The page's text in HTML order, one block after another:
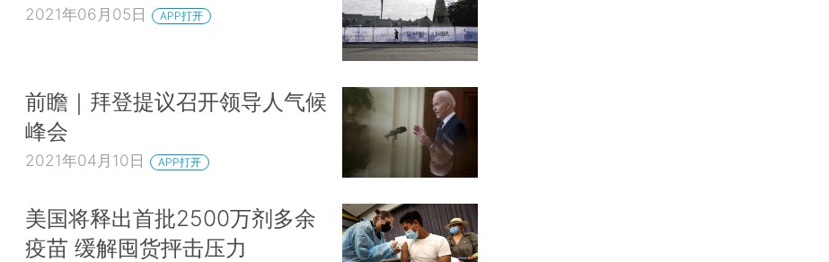
2021年06月05日 APP打开
前瞻｜拜登提议召开领导人气候
峰会
2021年04月10日 APP打开
美国将释出首批2500万剂多余
疫苗 缓解囤货抨击压力